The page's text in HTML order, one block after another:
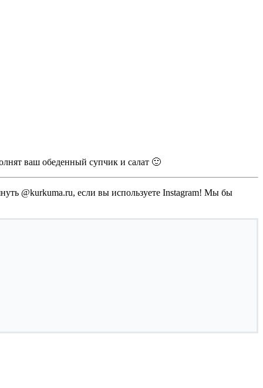
ваш обеденный супчик и салат 🙂
@kurkuma.ru, если вы используете Instagram! Мы бы